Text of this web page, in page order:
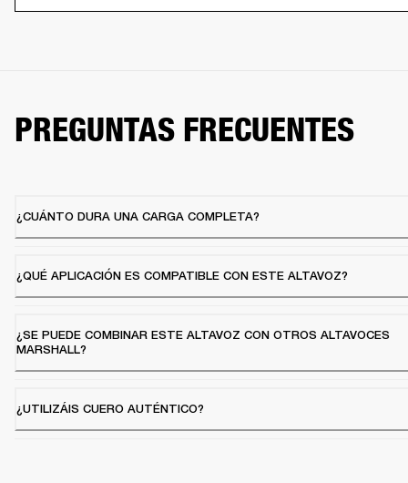
PREGUNTAS FRECUENTES
¿CUÁNTO DURA UNA CARGA COMPLETA?
¿QUÉ APLICACIÓN ES COMPATIBLE CON ESTE ALTAVOZ?
¿SE PUEDE COMBINAR ESTE ALTAVOZ CON OTROS ALTAVOCES
MARSHALL?
¿UTILIZÁIS CUERO AUTÉNTICO?